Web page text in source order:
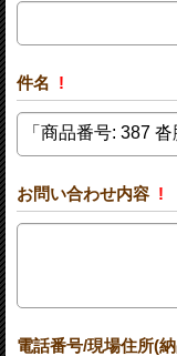
件名 !
お問い合わせ内容 !
電話番号/現場住所(